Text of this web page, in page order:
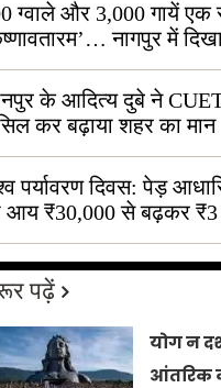
ग्वाले और 3,000 गायें
नागपुर में
बोले, “ऐसा तो सिर्फ़ कृष्ण
के आदित्य दुबे ने
कर बढ़ाया शहर का मान
पर्यावरण दिवस: पेड़
आय ₹30,000 से बढ़कर ₹3
पढ़ें
योग न
आंतरिक